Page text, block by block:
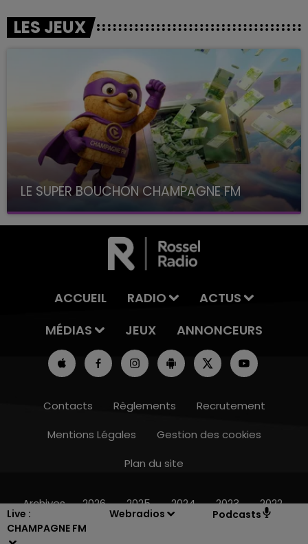
Live :
CHAMPAGNE FM
Webradios Podcasts
15h00 - 19h00
LES JEUX
LE SUPER BOUCHON CHAMPAGNE FM
avec La Famille Champagne FM, à 8H10
ACCUEIL RADIO
ACTUS
MÉDIAS
JEUX ANNONCEURS
Contacts Règlements
Recrutement
Mentions Légales
Gestion des cookies
Plan du site
Archives 2026 2025 2024 2023 2022